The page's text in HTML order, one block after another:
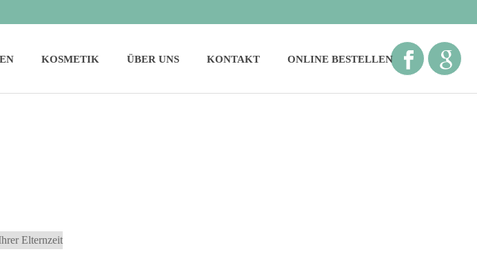
KOSMETIK ÜBER UNS KONTAKT ONLINE BESTELLEN